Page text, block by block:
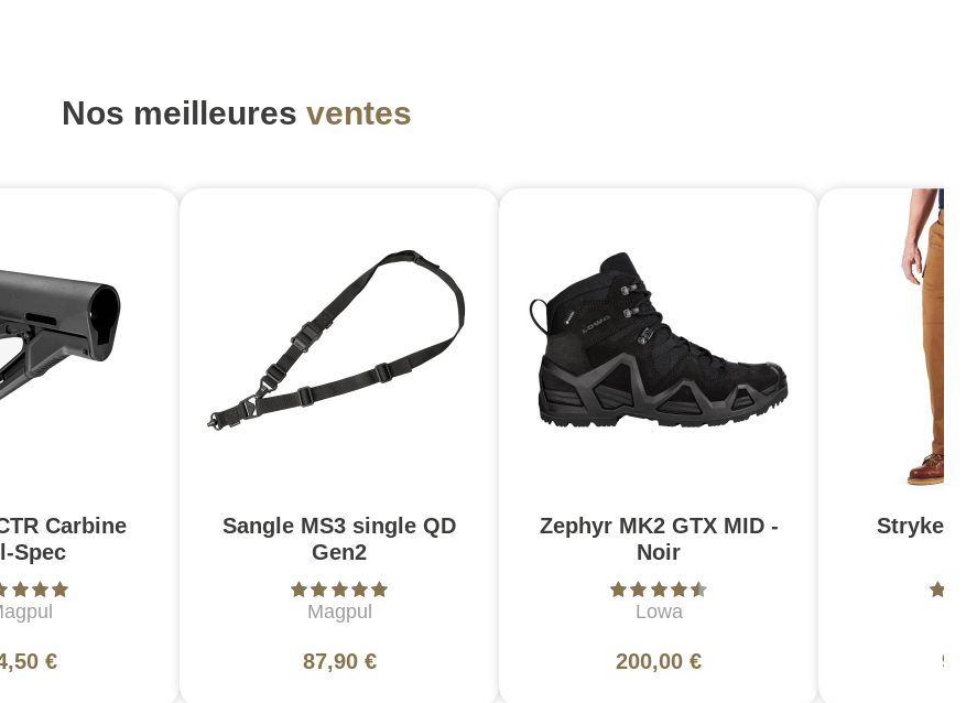
Nos meilleures ventes
Carbine
Spec
€
Sangle MS3 single QD
Gen2
Magpul
87,90 €
Zephyr MK2 GTX MID -
Noir
Lowa
200,00 €
Stryke